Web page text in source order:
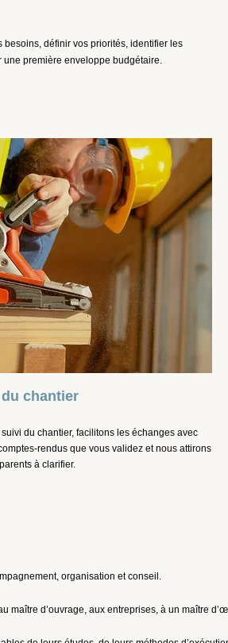
besoins, définir vos priorités, identifier les
une première enveloppe budgétaire.
chantier
du chantier, facilitons les échanges avec
rendus que vous validez et nous attirons
à clarifier.
organisation et conseil.
maître d’ouvrage, aux entreprises, à un maître